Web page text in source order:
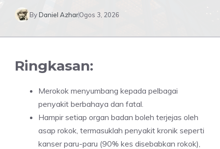
ByDaniel AzharOgos 3, 2026
Ringkasan:
Merokok menyumbang kepada pelbagai
penyakit berbahaya dan fatal.
Hampir setiap organ badan boleh terjejas oleh
asap rokok, termasuklah penyakit kronik seperti
kanser paru-paru (90% kes disebabkan rokok),